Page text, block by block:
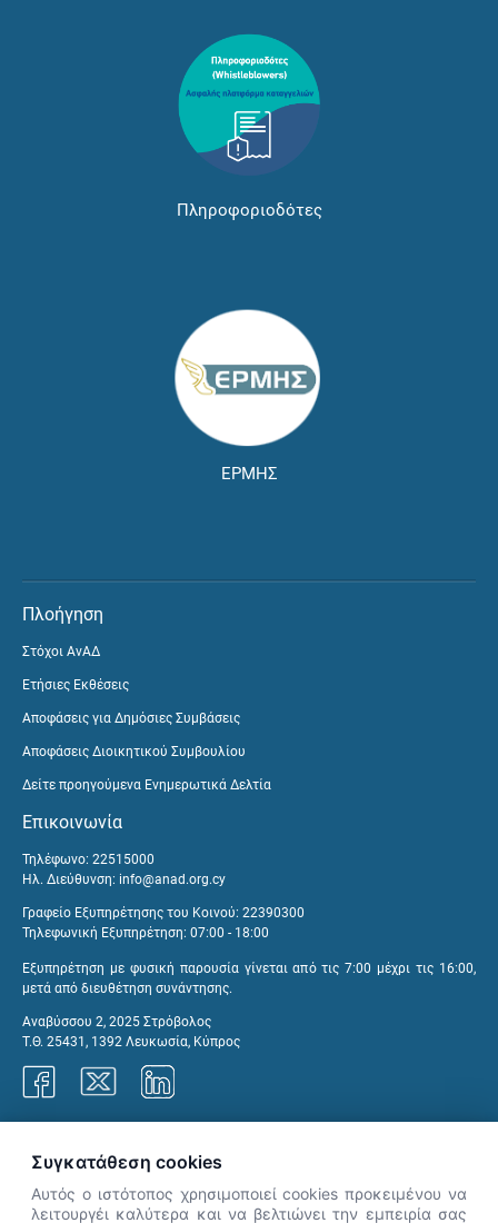
Πληροφοριοδότες
ΕΡΜΗΣ
Πλοήγηση
Στόχοι ΑνΑΔ
Ετήσιες Εκθέσεις
Αποφάσεις για Δημόσιες Συμβάσεις
Αποφάσεις Διοικητικού Συμβουλίου
Δείτε προηγούμενα Ενημερωτικά Δελτία
Επικοινωνία
Τηλέφωνο: 22515000
Ηλ. Διεύθυνση: info@anad.org.cy
Γραφείο Εξυπηρέτησης του Κοινού: 22390300
Τηλεφωνική Εξυπηρέτηση: 07:00 - 18:00
Εξυπηρέτηση με φυσική παρουσία γίνεται από τις 7:00 μέχρι τις 16:00,
μετά από διευθέτηση συνάντησης.
Αναβύσσου 2, 2025 Στρόβολος
Τ.Θ. 25431, 1392 Λευκωσία, Κύπρος
Συγκατάθεση cookies
Αυτός ο ιστότοπος χρησιμοποιεί cookies προκειμένου να
λειτουργέι καλύτερα και να βελτιώνει την εμπειρία σας